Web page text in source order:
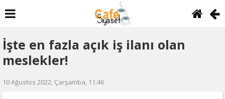
İşte en fazla açık iş ilanı olan
meslekler!
10 Ağustos 2022, Çarşamba, 11:46